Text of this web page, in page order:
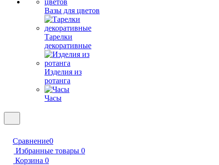
Вазы для цветов
Тарелки
декоративные
Изделия из
ротанга
Часы
Сравнение0
Избранные товары 0
Корзина 0